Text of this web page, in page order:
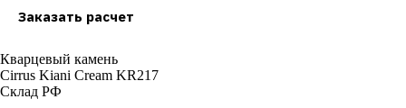
Заказать расчет
Кварцевый камень
Cirrus Kiani Cream KR217
Склад РФ